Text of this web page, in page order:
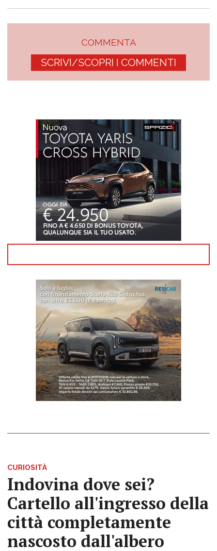
COMMENTA
SCRIVI/SCOPRI I COMMENTI
CURIOSITÀ
Indovina dove sei?
Cartello all'ingresso della
città completamente
nascosto dall'albero